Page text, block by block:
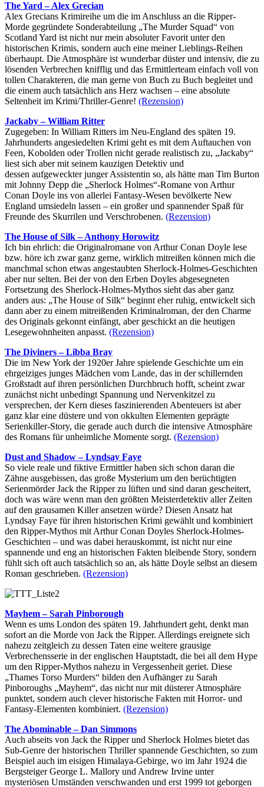
The Yard – Alex Grecian
Alex Grecians Krimireihe um die im Anschluss an die Ripper-
Morde gegründete Sonderabteilung „The Murder Squad“ von
Scotland Yard ist nicht nur mein absoluter Favorit unter den
historischen Krimis, sondern auch eine meiner Lieblings-Reihen
überhaupt. Die Atmosphäre ist wunderbar düster und intensiv, die zu
lösenden Verbrechen knifflig und das Ermittlerteam einfach voll von
tollen Charakteren, die man gerne von Buch zu Buch begleitet und
die einem auch tatsächlich ans Herz wachsen – eine absolute
Seltenheit im Krimi/Thriller-Genre! (Rezension)
Jackaby – William Ritter
Zugegeben: In William Ritters im Neu-England des späten 19.
Jahrhunderts angesiedelten Krimi geht es mit dem Auftauchen von
Feen, Kobolden oder Trollen nicht gerade realistisch zu, „Jackaby“
liest sich aber mit seinem kauzigen Detektiv und
dessen aufgeweckter junger Assistentin so, als hätte man Tim Burton
mit Johnny Depp die „Sherlock Holmes“-Romane von Arthur
Conan Doyle ins von allerlei Fantasy-Wesen bevölkerte New
England umsiedeln lassen – ein großer und spannender Spaß für
Freunde des Skurrilen und Verschrobenen. (Rezension)
The House of Silk – Anthony Horowitz
Ich bin ehrlich: die Originalromane von Arthur Conan Doyle lese
bzw. höre ich zwar ganz gerne, wirklich mitreißen können mich die
manchmal schon etwas angestaubten Sherlock-Holmes-Geschichten
aber nur selten. Bei der von den Erben Doyles abgesegneten
Fortsetzung des Sherlock-Holmes-Mythos sieht das aber ganz
anders aus: „The House of Silk“ beginnt eher ruhig, entwickelt sich
dann aber zu einem mitreißenden Kriminalroman, der den Charme
des Originals gekonnt einfängt, aber geschickt an die heutigen
Lesegewohnheiten anpasst. (Rezension)
The Diviners – Libba Bray
Die im New York der 1920er Jahre spielende Geschichte um ein
ehrgeiziges junges Mädchen vom Lande, das in der schillernden
Großstadt auf ihren persönlichen Durchbruch hofft, scheint zwar
zunächst nicht unbedingt Spannung und Nervenkitzel zu
versprechen, der Kern dieses faszinierenden Abenteuers ist aber
ganz klar eine düstere und von okkulten Elementen geprägte
Serienkiller-Story, die gerade auch durch die intensive Atmosphäre
des Romans für unheimliche Momente sorgt. (Rezension)
Dust and Shadow – Lyndsay Faye
So viele reale und fiktive Ermittler haben sich schon daran die
Zähne ausgebissen, das große Mysterium um den berüchtigten
Serienmörder Jack the Ripper zu lüften und sind daran gescheitert,
doch was wäre wenn man den größten Meisterdetektiv aller Zeiten
auf den grausamen Killer ansetzen würde? Diesen Ansatz hat
Lyndsay Faye für ihren historischen Krimi gewählt und kombiniert
den Ripper-Mythos mit Arthur Conan Doyles Sherlock-Holmes-
Geschichten – und was dabei herauskommt, ist nicht nur eine
spannende und eng an historischen Fakten bleibende Story, sondern
fühlt sich oft auch tatsächlich so an, als hätte Doyle selbst an diesem
Roman geschrieben. (Rezension)
Mayhem – Sarah Pinborough
Wenn es ums London des späten 19. Jahrhundert geht, denkt man
sofort an die Morde von Jack the Ripper. Allerdings ereignete sich
nahezu zeitgleich zu dessen Taten eine weitere grausige
Verbrechensserie in der englischen Hauptstadt, die bei all dem Hype
um den Ripper-Mythos nahezu in Vergessenheit geriet. Diese
„Thames Torso Murders“ bilden den Aufhänger zu Sarah
Pinboroughs „Mayhem“, das nicht nur mit düsterer Atmosphäre
punktet, sondern auch clever historische Fakten mit Horror- und
Fantasy-Elementen kombiniert. (Rezension)
The Abominable – Dan Simmons
Auch abseits von Jack the Ripper und Sherlock Holmes bietet das
Sub-Genre der historischen Thriller spannende Geschichten, so zum
Beispiel auch im eisigen Himalaya-Gebirge, wo im Jahr 1924 die
Bergsteiger George L. Mallory und Andrew Irvine unter
mysteriösen Umständen verschwanden und erst 1999 tot geborgen